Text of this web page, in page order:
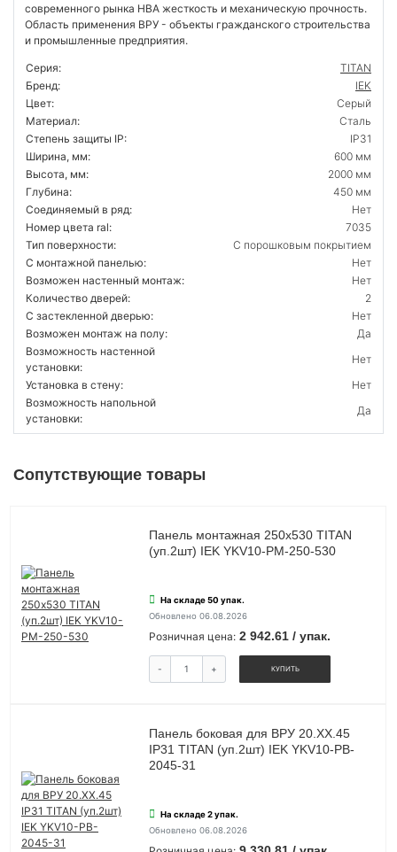
современного рынка НВА жесткость и механическую прочность.
Область применения ВРУ - объекты гражданского строительства
и промышленные предприятия.
Серия:
TITAN
Бренд:
IEK
Цвет:
Серый
Материал:
Сталь
Степень защиты IP:
IP31
Ширина, мм:
600 мм
Высота, мм:
2000 мм
Глубина:
450 мм
Соединяемый в ряд:
Нет
Номер цвета ral:
7035
Тип поверхности:
С порошковым покрытием
С монтажной панелью:
Нет
Возможен настенный монтаж:
Нет
Количество дверей:
2
С застекленной дверью:
Нет
Возможен монтаж на полу:
Да
Возможность настенной
установки:
Нет
Установка в стену:
Нет
Возможность напольной
установки:
Да
Сопутствующие товары
Панель монтажная 250х530 TITAN
(уп.2шт) IEK YKV10-PM-250-530
На складе 50 упак.
Обновлено 06.08.2026
Розничная цена: 2 942.61 / упак.
- + КУПИТЬ
Панель боковая для ВРУ 20.ХХ.45
IP31 TITAN (уп.2шт) IEK YKV10-PB-
2045-31
На складе 2 упак.
Обновлено 06.08.2026